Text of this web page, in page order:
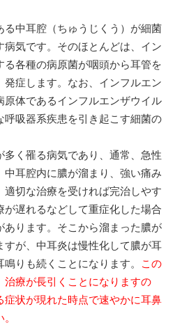
る中耳腔（ちゅうじくう）が細菌
病気です。そのほとんどは、イン
る各種の病原菌が咽頭から耳管を
発症します。なお、インフルエン
原体であるインフルエンザウイル
呼吸器系疾患を引き起こす細菌の
多く罹る病気であり、通常、急性
中耳腔内に膿が溜まり、強い痛み
適切な治療を受ければ完治しやす
が遅れるなどして重症化した場合
あります。そこから溜まった膿が
すが、中耳炎は慢性化して膿が耳
りも続くことになります。 この
治療が長引くことになりますの
症状が現れた時点で速やかに耳鼻